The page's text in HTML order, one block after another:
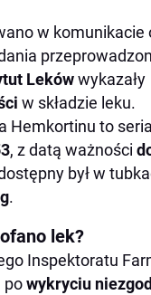
w komunikacie
Lekówwykazały
w składzie leku.
Hemkortinu to
, z datą ważności
był w
.
lek?
Inspektoratu
powykryciu